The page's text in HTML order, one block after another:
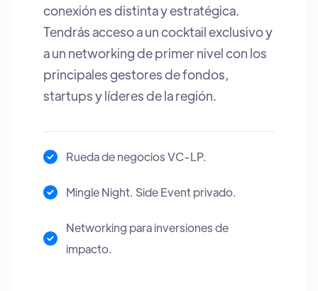
valor. Aquí te esperan LPs buscando
invertir, top managers del ecosistema,
startups prometedoras y coinversores
con los que podrás impulsar el talento y
construir las compañías que el mundo
Startups que tengan match.
Rueda de negocios VC-LP.